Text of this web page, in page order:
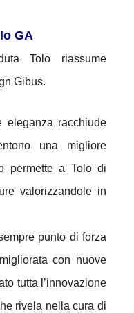
GA
Tolo riassume
Gibus.
eleganza racchiude
una migliore
permette a Tolo di
valorizzandole in
punto di forza
con nuove
tutta l’innovazione
rivela nella cura di